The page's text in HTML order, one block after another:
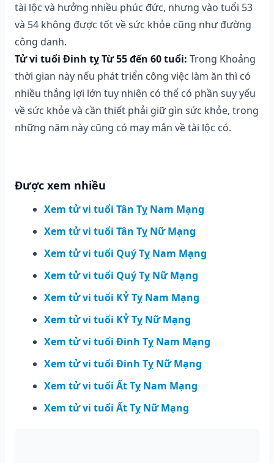
tài lộc và hưởng nhiều phúc đức, nhưng vào tuổi 53
và 54 không được tốt về sức khỏe cũng như đường
công danh.
Tử vi tuổi Đinh tỵ Từ 55 đến 60 tuổi: Trong Khoảng
thời gian này nếu phát triển công việc làm ăn thì có
nhiều thắng lợi lớn tuy nhiên có thể có phần suy yếu
về sức khỏe và cần thiết phải giữ gìn sức khỏe, trong
những năm này cũng có may mắn về tài lộc có.
Được xem nhiều
Xem tử vi tuổi Tân Tỵ Nam Mạng
Xem tử vi tuổi Tân Tỵ Nữ Mạng
Xem tử vi tuổi Quý Tỵ Nam Mạng
Xem tử vi tuổi Quý Tỵ Nữ Mạng
Xem tử vi tuổi KỶ Tỵ Nam Mạng
Xem tử vi tuổi KỶ Tỵ Nữ Mạng
Xem tử vi tuổi Đinh Tỵ Nam Mạng
Xem tử vi tuổi Đinh Tỵ Nữ Mạng
Xem tử vi tuổi Ất Tỵ Nam Mạng
Xem tử vi tuổi Ất Tỵ Nữ Mạng